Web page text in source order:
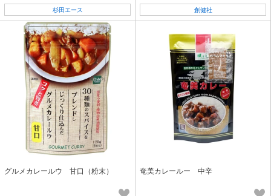
杉田エース 創健社
グルメカレールウ 甘口（粉末） 奄美カレールー 中辛